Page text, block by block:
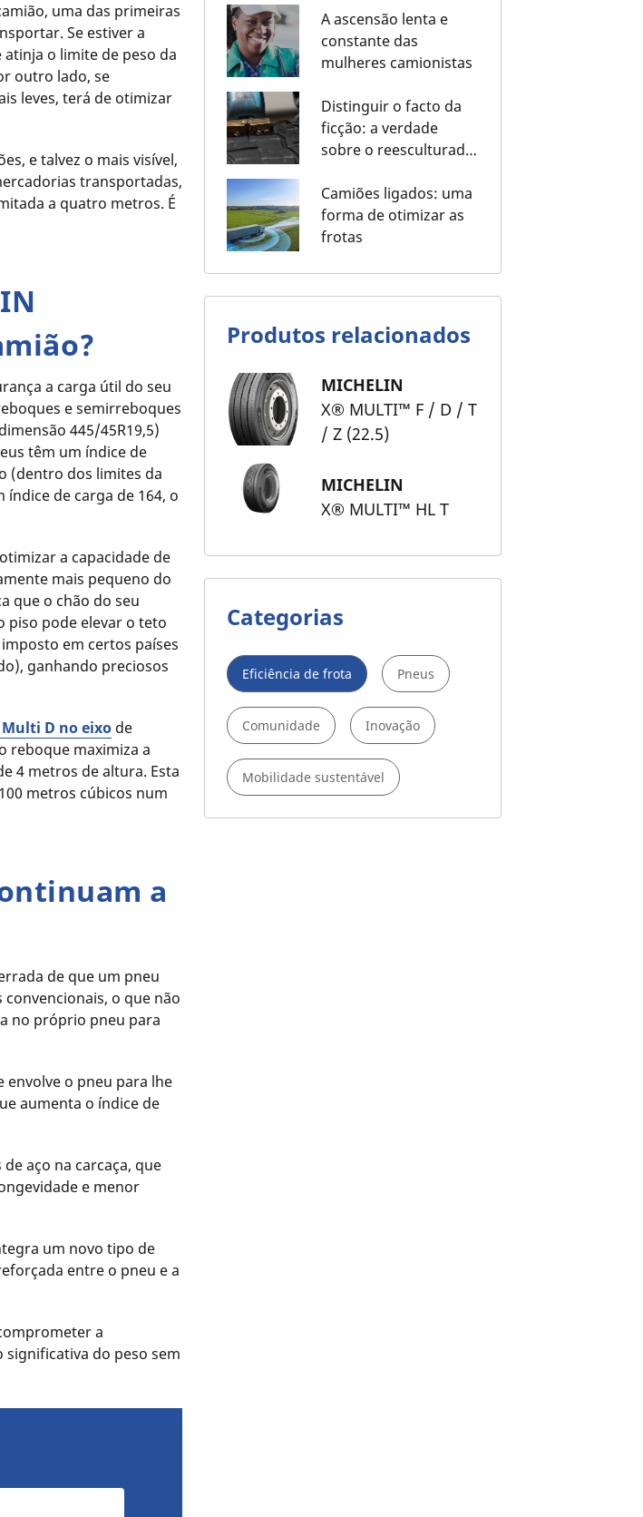
uma das primeiras
Se estiver a
o limite de peso da
outro lado, se
leves, terá de otimizar
e talvez o mais visível,
transportadas,
a quatro metros. É
a carga útil do seu
e semirreboques
445/45R19,5)
têm um índice de
(dentro dos limites da
de carga de 164, o
a capacidade de
mais pequeno do
que o chão do seu
piso pode elevar o teto
em certos países
ganhando preciosos
Multi D no eixo de
reboque maximiza a
4 metros de altura. Esta
metros cúbicos num
a
de que um pneu
o que não
no próprio pneu para
o pneu para lhe
aumenta o índice de
aço na carcaça, que
e menor
um novo tipo de
entre o pneu e a
a
do peso sem
A ascensão lenta e
constante das
mulheres camionistas
Distinguir o facto da
ficção: a verdade
sobre o reesculturado
Camiões ligados: uma
forma de otimizar as
frotas
Produtos relacionados
MICHELIN
X® MULTI™ F / D / T
/ Z (22.5)
MICHELIN
X® MULTI™ HL T
Categorias
Eficiência de frota Pneus
Comunidade Inovação
Mobilidade sustentável